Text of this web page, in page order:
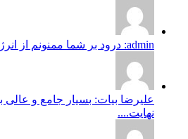
admin: درود بر شما ممنونم از انرژی مثبتتون...
علیرضا بیات: بسیار جامع و
نهایت....